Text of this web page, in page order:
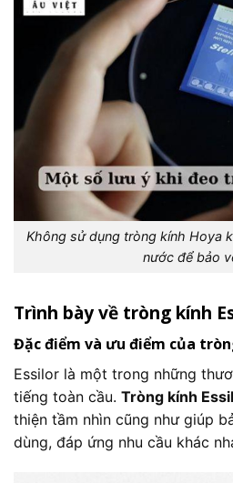
Không sử dụng tròng kính Hoya
nước để bảo
Trình bày về tròng kính
Đặc điểm và ưu điểm của
Essilor là một trong những
tiếng toàn cầu. Tròng kính
thiện tầm nhìn cũng như giúp
dùng, đáp ứng nhu cầu khác